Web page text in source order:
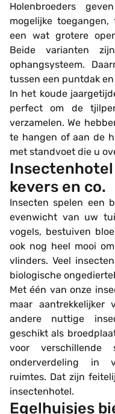
Holenbroeders
mogelijke
een wat grotere
Beide varianten
ophangsysteem.
tussen een puntdak
In het koude
perfect om de
verzamelen. We
te hangen of aan de
met standvoet die u
kevers en co.
Insecten spelen een
evenwicht van uw
vogels, bestuiven
ook nog heel mooi
vlinders. Veel
biologische
Met één van onze
maar aantrekkelijker
andere nuttige
geschikt als
voor verschillende
onderverdeling in
ruimtes. Dat zijn
insectenhotel.
Egelhuisjes